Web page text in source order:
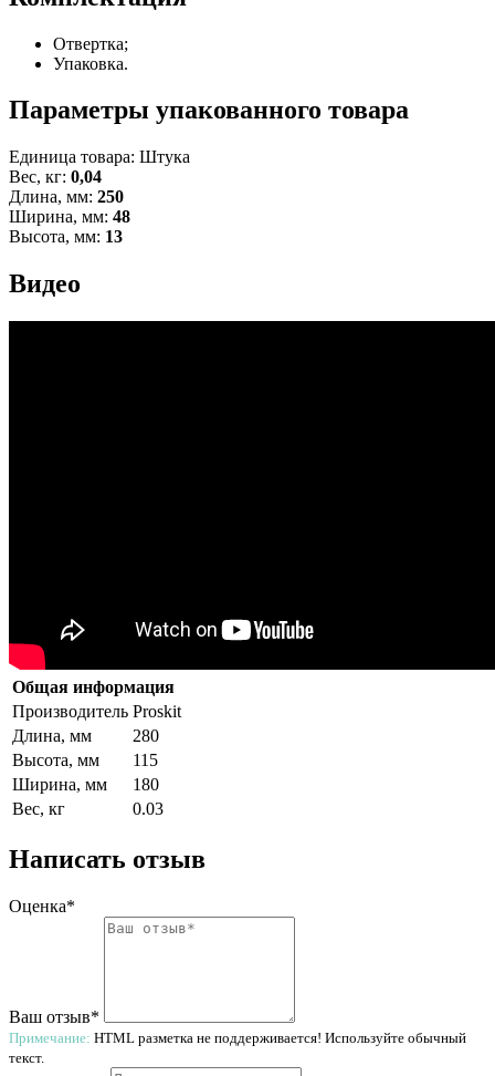
Отвертка;
Упаковка.
Параметры упакованного товара
Единица товара: Штука
Вес, кг: 0,04
Длина, мм: 250
Ширина, мм: 48
Высота, мм: 13
Видео
Общая информация
Производитель Proskit
Длина, мм
280
Высота, мм
115
Ширина, мм
180
Вес, кг
0.03
Написать отзыв
Оценка*
Ваш отзыв*
Примечание: HTML разметка не поддерживается! Используйте обычный
текст.